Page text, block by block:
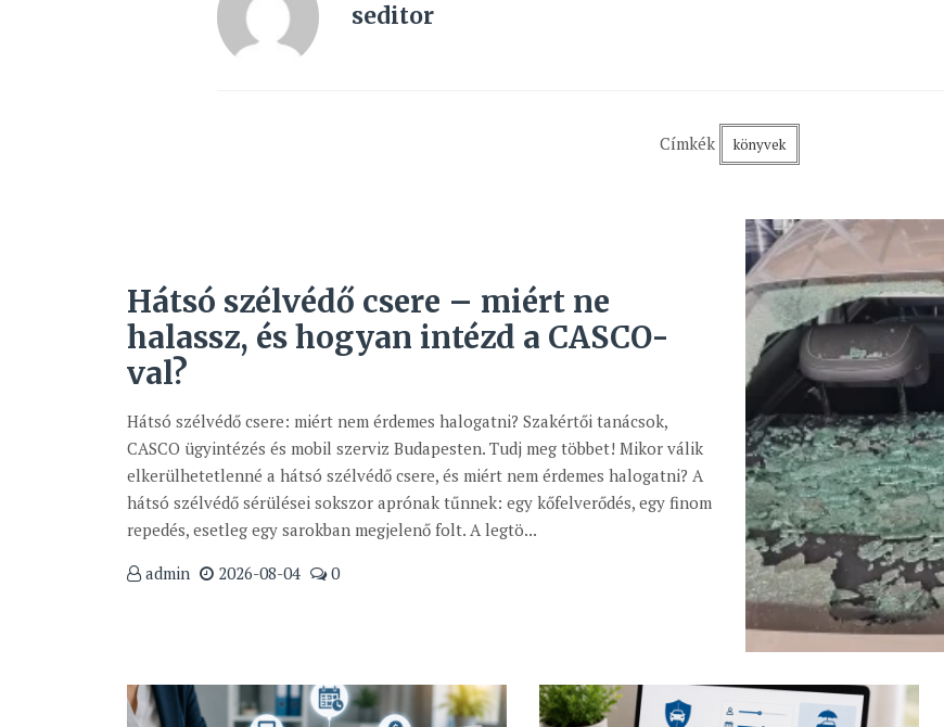
seditor
Címkék könyvek
Hátsó szélvédő csere – miért ne
halassz, és hogyan intézd a CASCO-
val?
Hátsó szélvédő csere: miért nem érdemes halogatni? Szakértői tanácsok,
CASCO ügyintézés és mobil szerviz Budapesten. Tudj meg többet! Mikor válik
elkerülhetetlenné a hátsó szélvédő csere, és miért nem érdemes halogatni? A
hátsó szélvédő sérülései sokszor aprónak tűnnek: egy kőfelverődés, egy finom
repedés, esetleg egy sarokban megjelenő folt. A legtö...
admin
2026-08-04 0